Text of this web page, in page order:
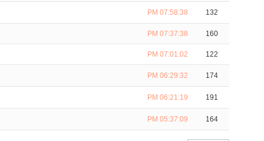
PM 07:58:38 132
PM 07:37:38 160
PM 07:01:02 122
PM 06:29:32 174
PM 06:21:19 191
PM 05:37:09 164